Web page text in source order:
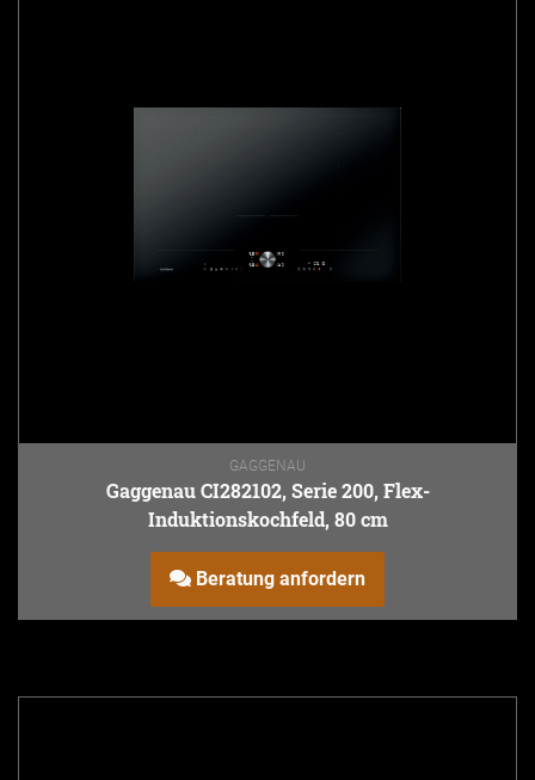
GAGGENAU
Gaggenau CI282102, Serie 200, Flex-
Induktionskochfeld, 80 cm
Beratung anfordern